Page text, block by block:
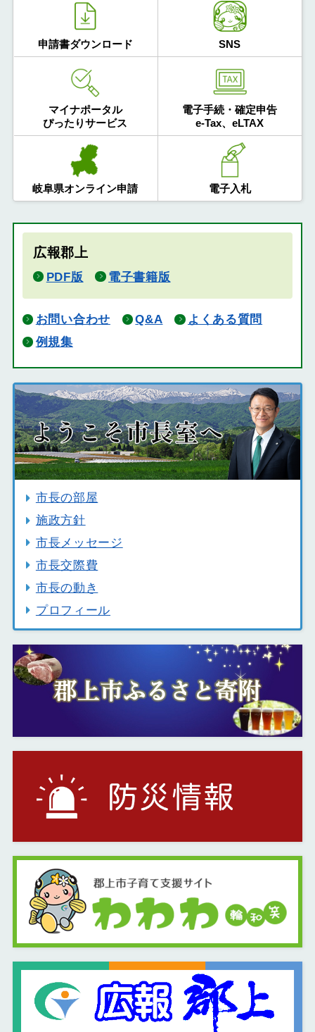
申請書ダウンロード SNS
マイナポータル
ぴったりサービス
電子手続・確定申告
e-Tax、eLTAX
岐阜県オンライン申請 電子入札
広報郡上
PDF版 電子書籍版
お問い合わせ Q&A
よくある質問
例規集
市長の部屋
施政方針
市長メッセージ
市長交際費
市長の動き
プロフィール